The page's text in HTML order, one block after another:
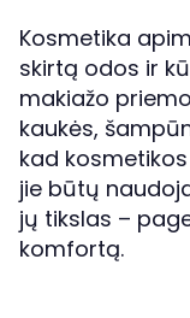
Kosmetika
skirtą odos ir
makiažo
kaukės,
kad
jie būtų
jų tikslas –
komfortą.